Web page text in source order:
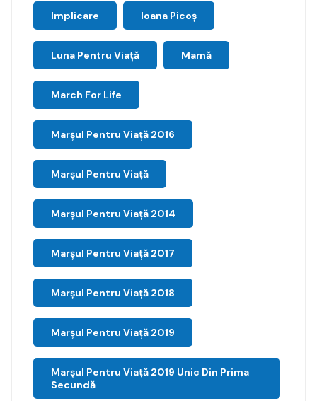
Implicare Ioana Picoş
Luna Pentru Viață Mamă
March For Life
Marşul Pentru Viaţă 2016
Marșul Pentru Viață
Marșul Pentru Viață 2014
Marșul Pentru Viață 2017
Marșul Pentru Viață 2018
Marșul Pentru Viață 2019
Marșul Pentru Viață 2019 Unic Din Prima
Secundă